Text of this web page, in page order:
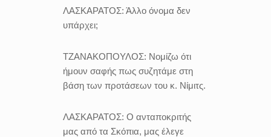
ΛΑΣΚΑΡΑΤΟΣ: Άλλο όνομα δεν
υπάρχει;
ΤΖΑΝΑΚΟΠΟΥΛΟΣ: Νομίζω ότι
ήμουν σαφής πως συζητάμε στη
βάση των προτάσεων του κ. Νίμιτς.
ΛΑΣΚΑΡΑΤΟΣ: Ο ανταποκριτής
μας από τα Σκόπια, μας έλεγε